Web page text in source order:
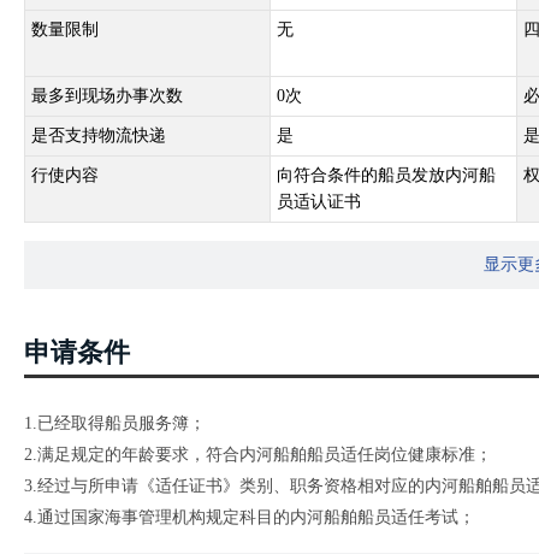
数量限制 无
最多到现场办事次数 0次
是否支持物流快递 是
行使内容
向符合条件的船员发放内河船
员适认证书
显示更
申请条件
1.已经取得船员服务簿；
2.满足规定的年龄要求，符合内河船舶船员适任岗位健康标准；
3.经过与所申请《适任证书》类别、职务资格相对应的内河船舶船员
4.通过国家海事管理机构规定科目的内河船舶船员适任考试；